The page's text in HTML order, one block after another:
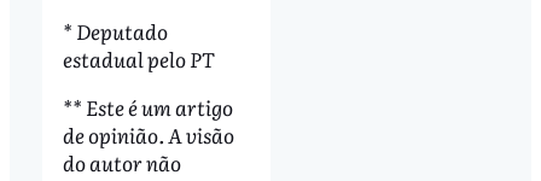
* Deputado
estadual pelo PT
** Este é um artigo
de opinião. A visão
do autor não